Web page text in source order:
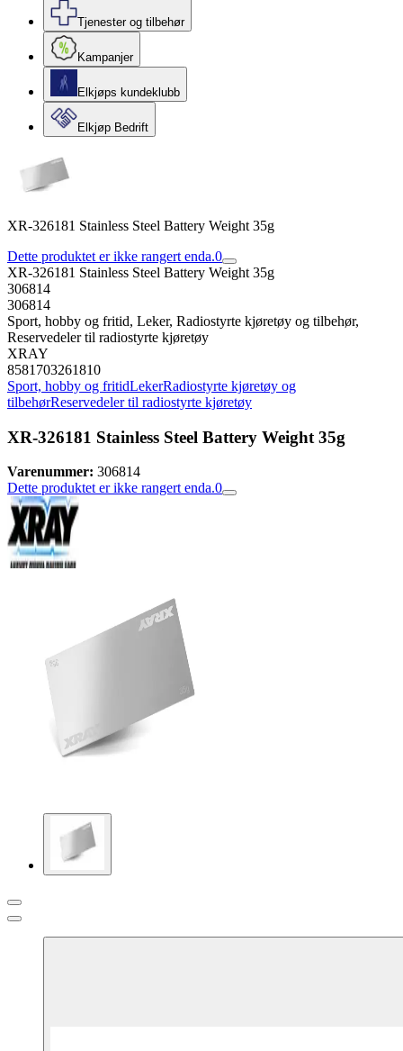
Tjenester og tilbehør
Kampanjer
Elkjøps kundeklubb
Elkjøp Bedrift
XR-326181 Stainless Steel Battery Weight 35g
Dette produktet er ikke rangert enda.0
XR-326181 Stainless Steel Battery Weight 35g
306814
306814
Sport, hobby og fritid, Leker, Radiostyrte kjøretøy og tilbehør,
Reservedeler til radiostyrte kjøretøy
XRAY
8581703261810
Sport, hobby og fritidLekerRadiostyrte kjøretøy og
tilbehørReservedeler til radiostyrte kjøretøy
XR-326181 Stainless Steel Battery Weight 35g
Varenummer: 306814
Dette produktet er ikke rangert enda.0